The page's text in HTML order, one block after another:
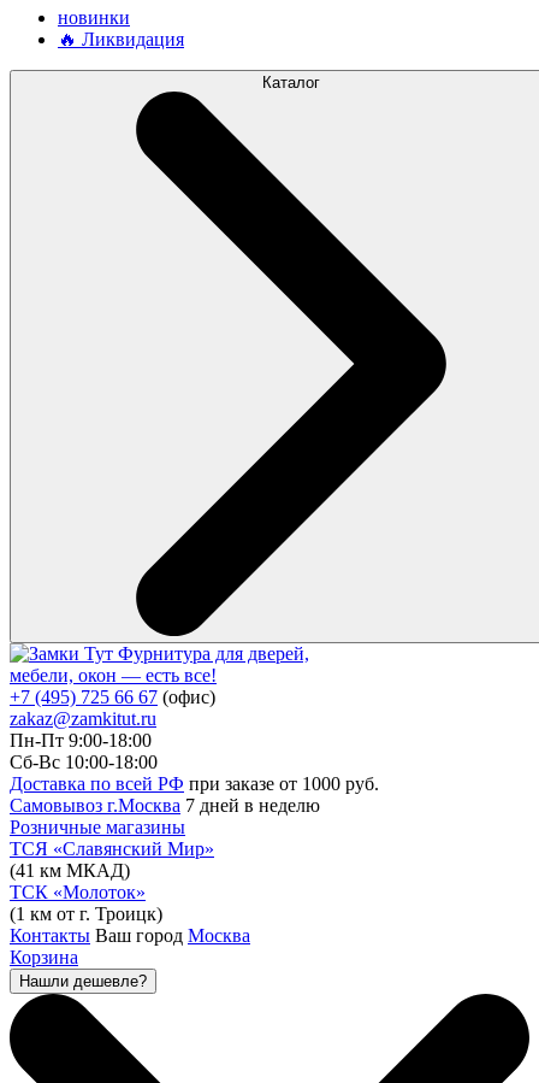
новинки
🔥 Ликвидация
Каталог
Фурнитура для дверей,
мебели, окон — есть все!
+7 (495) 725 66 67 (офис)
zakaz@zamkitut.ru
Пн-Пт 9:00-18:00
Сб-Вс 10:00-18:00
Доставка по всей РФ при заказе от 1000 руб.
Самовывоз г.Москва 7 дней в неделю
Розничные магазины
ТСЯ «Славянский Мир»
(41 км МКАД)
ТСК «Молоток»
(1 км от г. Троицк)
Контакты Ваш город Москва
Корзина
Нашли дешевле?